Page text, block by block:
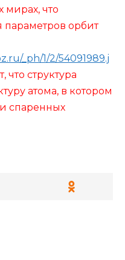
мирах, что
параметров орбит
_ph/1/2/54091989.j
что структура
атома, в котором
спаренных